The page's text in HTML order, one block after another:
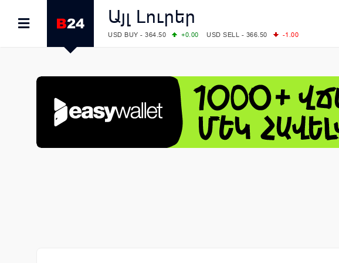
Այլ Լուրեր
USD BUY - 364.50 +0.00 USD SELL - 366.50
-1.00
COMEX: PLATINUM - 1765.90
LME: ALUMINIUM - 3184.00
-0.27 COPPER - 13791.00
-0.12
LME: NICKEL - 17249.00
+0.09 TIN - 55268.00
+2.50
LME: LEAD - 1877.50
-1.00 ZINC - 3643.00
+1.43
FOREX: USD/JPY - 157.68
+0.12 EUR/GBP - 1.1548
+0.11
FOREX: EUR/USD - 1.1548
+0.11 GBP/USD - 1.3459
+0.04